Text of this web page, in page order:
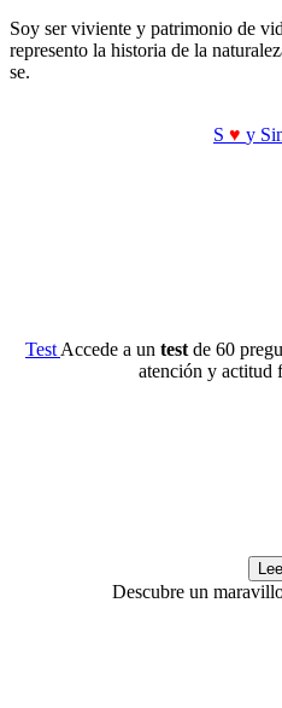
Soy ser viviente y patrimonio de
represento la historia de la
se.
S ♥ y
Test Accede a un test de 60
atención y actitud
Lee
Descubre un